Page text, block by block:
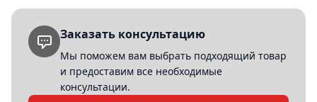
Заказать консультацию
Мы поможем вам выбрать подходящий товар
и предоставим все необходимые
консультации.